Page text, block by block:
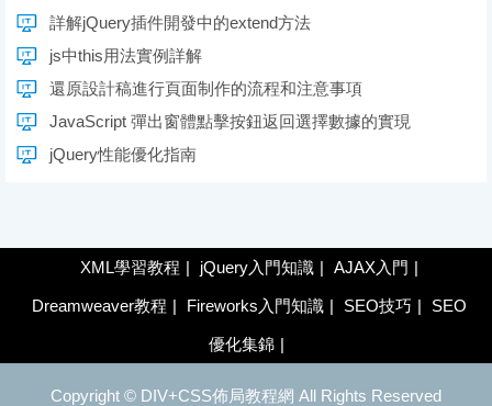
詳解jQuery插件開發中的extend方法
js中this用法實例詳解
還原設計稿進行頁面制作的流程和注意事項
JavaScript 彈出窗體點擊按鈕返回選擇數據的實現
jQuery性能優化指南
XML學習教程 | jQuery入門知識 | AJAX入門 |
Dreamweaver教程 | Fireworks入門知識 | SEO技巧 | SEO
優化集錦 |
Copyright © DIV+CSS佈局教程網 All Rights Reserved